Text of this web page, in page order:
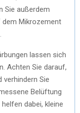
Sie außerdem
dem Mikrozement
lassen sich
Achten Sie darauf,
verhindern Sie
Belüftung
dabei, kleine